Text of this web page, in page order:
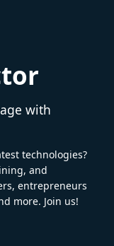
with
technologies?
and
entrepreneurs
more. Join us!